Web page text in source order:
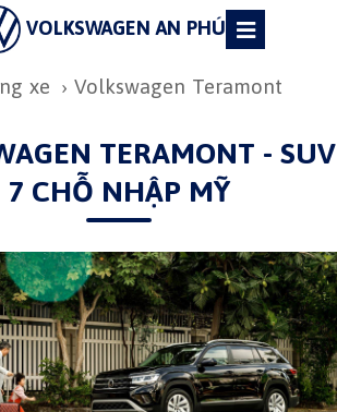
VOLKSWAGEN AN PHÚ
xe › Volkswagen Teramont
TERAMONT - SUV
7 CHỖ NHẬP MỸ